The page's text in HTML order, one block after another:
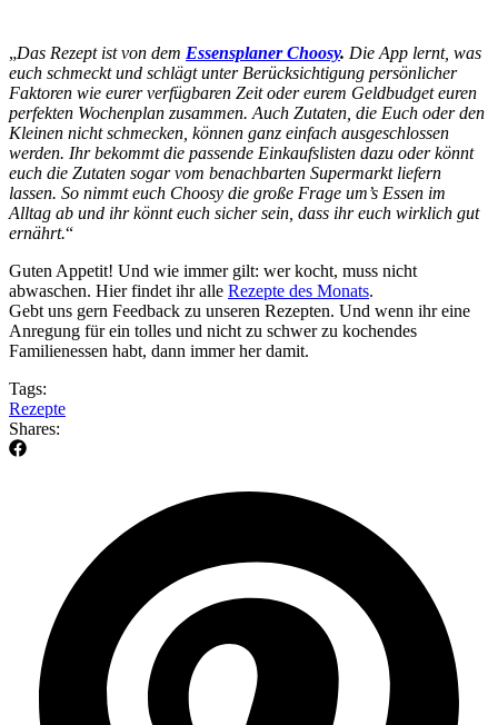
„Das Rezept ist von dem Essensplaner Choosy. Die App lernt, was
euch schmeckt und schlägt unter Berücksichtigung persönlicher
Faktoren wie eurer verfügbaren Zeit oder eurem Geldbudget euren
perfekten Wochenplan zusammen. Auch Zutaten, die Euch oder den
Kleinen nicht schmecken, können ganz einfach ausgeschlossen
werden. Ihr bekommt die passende Einkaufslisten dazu oder könnt
euch die Zutaten sogar vom benachbarten Supermarkt liefern
lassen. So nimmt euch Choosy die große Frage um’s Essen im
Alltag ab und ihr könnt euch sicher sein, dass ihr euch wirklich gut
ernährt.“
Guten Appetit! Und wie immer gilt: wer kocht, muss nicht
abwaschen. Hier findet ihr alle Rezepte des Monats.
Gebt uns gern Feedback zu unseren Rezepten. Und wenn ihr eine
Anregung für ein tolles und nicht zu schwer zu kochendes
Familienessen habt, dann immer her damit.
Tags:
Rezepte
Shares: